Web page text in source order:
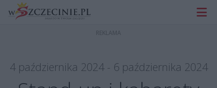
4 października 2024 - 6 października 2024